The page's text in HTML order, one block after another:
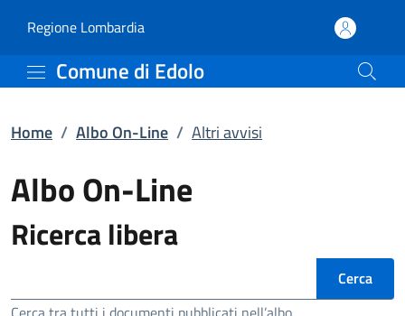
Altri avvisi | Albo On-
Regione Lombardia(apre in un'altra scheda).
Comune di Edolo
Home / Albo On-Line / Altri avvisi
Albo On-Line
Ricerca libera